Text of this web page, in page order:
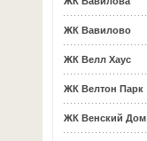
ЖК Вавилово
ЖК Велл Хаус
ЖК Велтон Парк
ЖК Венский Дом